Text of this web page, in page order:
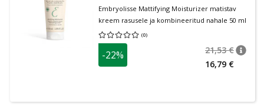
Embryolisse Mattifying Moisturizer matistav
kreem rasusele ja kombineeritud nahale 50 ml
(0)
Keskmine hinnang 0.00
-22% 21,53 €
16,79 €